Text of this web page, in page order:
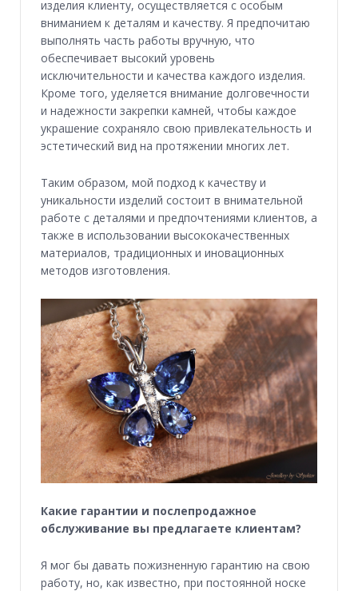
изделия клиенту, осуществляется с особым
вниманием к деталям и качеству. Я предпочитаю
выполнять часть работы вручную, что
обеспечивает высокий уровень
исключительности и качества каждого изделия.
Кроме того, уделяется внимание долговечности
и надежности закрепки камней, чтобы каждое
украшение сохраняло свою привлекательность и
эстетический вид на протяжении многих лет.
Таким образом, мой подход к качеству и
уникальности изделий состоит в внимательной
работе с деталями и предпочтениями клиентов, а
также в использовании высококачественных
материалов, традиционных и иновационных
методов изготовления.
Какие гарантии и послепродажное
обслуживание вы предлагаете клиентам?
Я мог бы давать пожизненную гарантию на свою
работу, но, как известно, при постоянной носке